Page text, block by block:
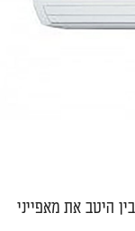
היטב את מאפייני